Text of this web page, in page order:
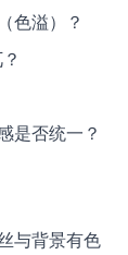
色溢）？
是否统一？
与背景有色